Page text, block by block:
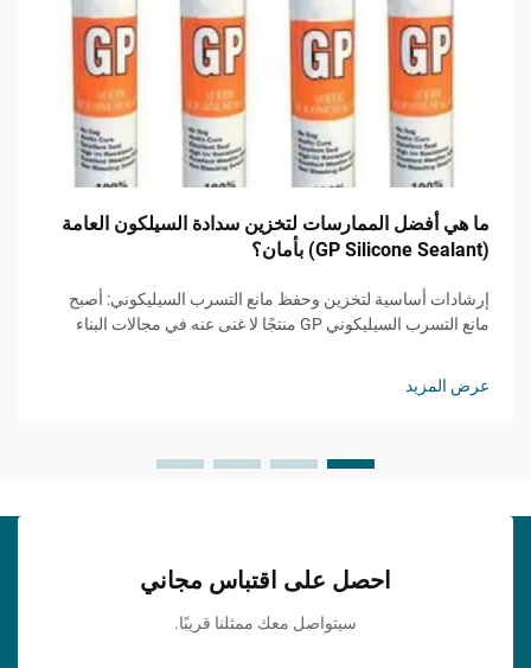
ما هي أفضل الممارسات لتخزين سدادة السيلكون العامة
(GP Silicone Sealant) بأمان؟
إرشادات أساسية لتخزين وحفظ مانع التسرب السيليكوني: أصبح
مانع التسرب السيليكوني GP منتجًا لا غنى عنه في مجالات البناء
عرض المزيد
احصل على اقتباس مجاني
سيتواصل معك ممثلنا قريبًا.